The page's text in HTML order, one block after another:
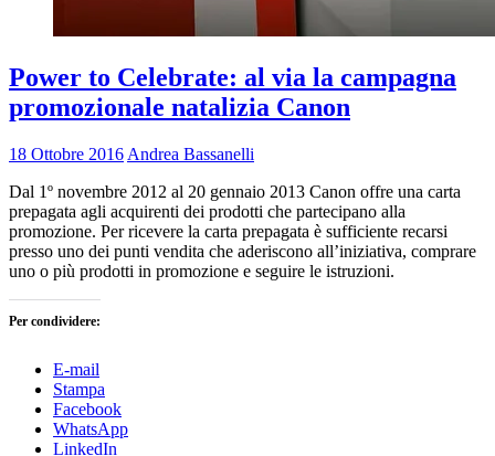
Power to Celebrate: al via la campagna
promozionale natalizia Canon
18 Ottobre 2016 Andrea Bassanelli
Dal 1º novembre 2012 al 20 gennaio 2013 Canon offre una carta
prepagata agli acquirenti dei prodotti che partecipano alla
promozione. Per ricevere la carta prepagata è sufficiente recarsi
presso uno dei punti vendita che aderiscono all’iniziativa, comprare
uno o più prodotti in promozione e seguire le istruzioni.
Per condividere:
E-mail
Stampa
Facebook
WhatsApp
LinkedIn